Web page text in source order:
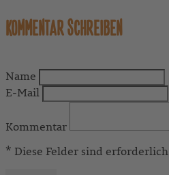
KOMMENTAR SCHREIBEN
Name
E-Mail
Kommentar
* Diese Felder sind erforderlich